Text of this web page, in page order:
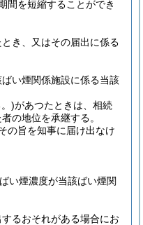
間を短縮することができ
き、又はその届出に係る
い煙関係施設に係る当該
)があつたときは、相続
の地位を承継する。
の旨を知事に届け出なけ
い煙濃度が当該ばい煙関
るおそれがある場合にお